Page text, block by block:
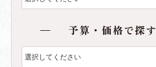
予算・価格で探す